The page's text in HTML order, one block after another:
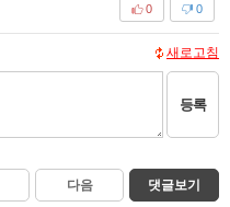
0
0
새로고침
등록
다음 댓글보기